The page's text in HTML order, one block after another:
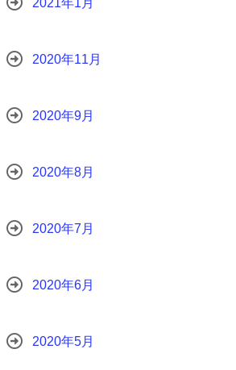
2020年11月
2020年9月
2020年8月
2020年7月
2020年6月
2020年5月